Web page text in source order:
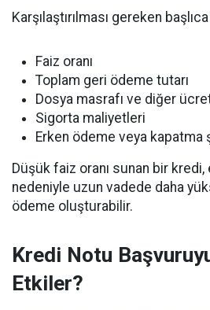
Karşılaştırılması gereken
Faiz oranı
Toplam geri ödeme tutarı
Dosya masrafı ve diğer
Sigorta maliyetleri
Erken ödeme veya kapatma
Düşük faiz oranı sunan bir
nedeniyle uzun vadede daha
ödeme oluşturabilir.
Kredi Notu
Etkiler?